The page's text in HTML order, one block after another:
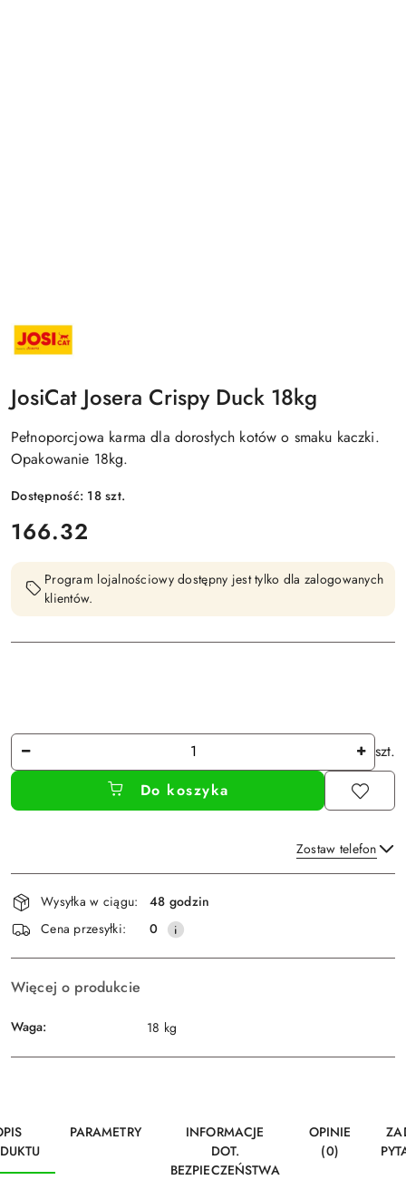
NAZWA
PRODUCENTA:
JOSICAT
JosiCat Josera Crispy Duck 18kg
Pełnoporcjowa karma dla dorosłych kotów o smaku kaczki.
Opakowanie 18kg.
Dostępność: 18szt.
cena:
166.32
Program lojalnościowy dostępny jest tylko dla zalogowanych
klientów.
Ilość
szt.
Do koszyka
Zostaw telefon
Wyślij
Dostępność
i
dostawa
Wysyłka w ciągu:
48 godzin
Cena przesyłki:
0
Więcej o produkcie
Waga: 18 kg
PARAMETRY
INFORMACJE
DOT.
BEZPIECZEŃSTWA
OPINIE
(0)